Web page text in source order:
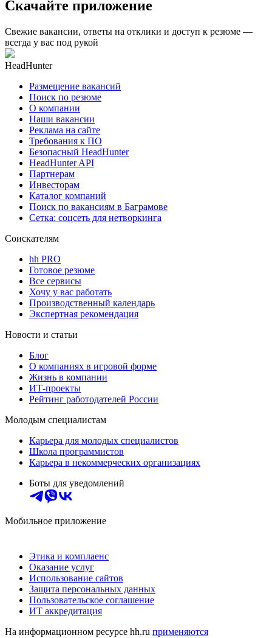
Скачайте приложение
Свежие вакансии, ответы на отклики и доступ к резюме —
всегда у вас под рукой
HeadHunter
Размещение вакансий
Поиск по резюме
О компании
Наши вакансии
Реклама на сайте
Требования к ПО
Безопасный HeadHunter
HeadHunter API
Партнерам
Инвесторам
Каталог компаний
Поиск по вакансиям в Баграмове
Сетка: соцсеть для нетворкинга
Соискателям
hh PRO
Готовое резюме
Все сервисы
Хочу у вас работать
Производственный календарь
Экспертная рекомендация
Новости и статьи
Блог
О компаниях в игровой форме
Жизнь в компании
ИТ-проекты
Рейтинг работодателей России
Молодым специалистам
Карьера для молодых специалистов
Школа программистов
Карьера в некоммерческих организациях
Боты для уведомлений
Мобильное приложение
Этика и комплаенс
Оказание услуг
Использование сайтов
Защита персональных данных
Пользовательское соглашение
ИТ аккредитация
На информационном ресурсе hh.ru применяются